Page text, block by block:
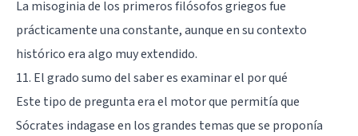
La misoginia de los primeros filósofos griegos fue
prácticamente una constante, aunque en su contexto
histórico era algo muy extendido.
11. El grado sumo del saber es examinar el por qué
Este tipo de pregunta era el motor que permitía que
Sócrates indagase en los grandes temas que se proponía